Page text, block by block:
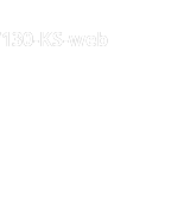
KS-web